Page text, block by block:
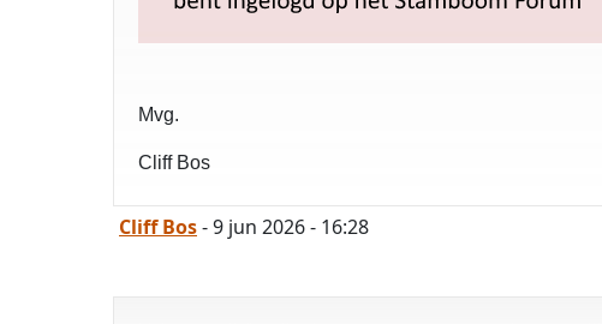
Mvg.
Cliff Bos
Cliff Bos- 9 jun 2026 - 16:28